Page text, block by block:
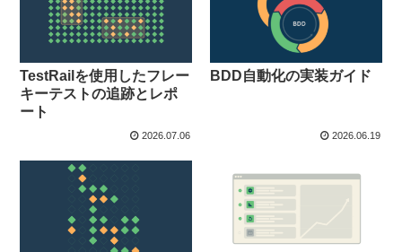
TestRailを使用したフレー
キーテストの追跡とレポ
ート
2026.07.06
BDD自動化の実装ガイド
2026.06.19